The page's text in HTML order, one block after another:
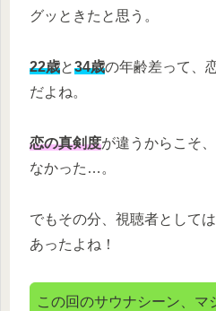
グッときたと思う。
22歳と34歳の年齢差って、
だよね。
恋の真剣度が違うからこそ
なかった…。
でもその分、視聴者として
あったよね！
この回のサウナシーン、マ